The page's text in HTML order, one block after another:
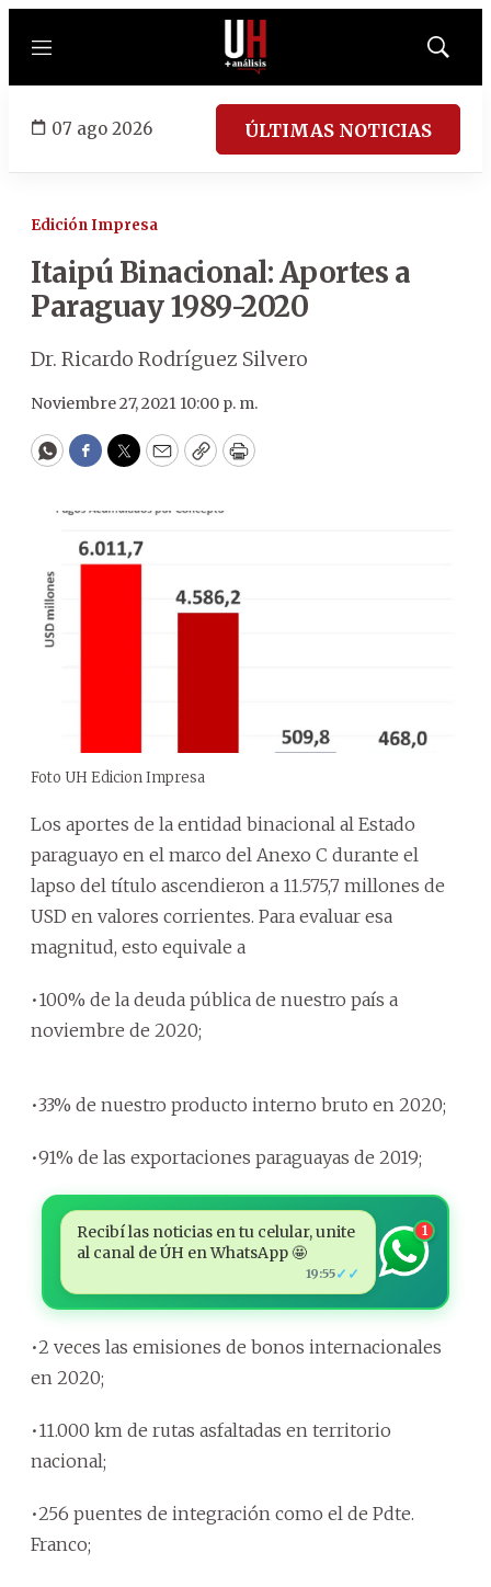
Menú
Mostrar
07 ago 2026 ÚLTIMAS NOTICIAS
Edición Impresa
Itaipú Binacional: Aportes a
Paraguay 1989-2020
Dr. Ricardo Rodríguez Silvero
Noviembre 27, 2021 10:00 p. m.
WhatsApp
Facebook
Twitter
EmailCopyPrint
Foto UH Edicion Impresa
Los aportes de la entidad binacional al Estado
paraguayo en el marco del Anexo C durante el
lapso del título ascendieron a 11.575,7 millones de
USD en valores corrientes. Para evaluar esa
magnitud, esto equivale a
•100% de la deuda pública de nuestro país a
noviembre de 2020;
•33% de nuestro producto interno bruto en 2020;
•91% de las exportaciones paraguayas de 2019;
Recibí las noticias en tu celular, unite
al canal de ÚH en WhatsApp 🤩
19:55✓✓
1
•2 veces las emisiones de bonos internacionales
en 2020;
•11.000 km de rutas asfaltadas en territorio
nacional;
•256 puentes de integración como el de Pdte.
Franco;